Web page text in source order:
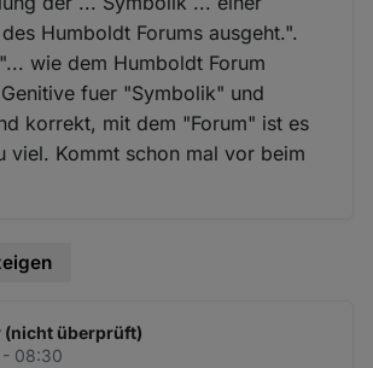
Humboldt Forums ausgeht.".
wie dem Humboldt Forum
fuer "Symbolik" und
korrekt, mit dem "Forum" ist es
viel. Kommt schon mal vor beim
(nicht überprüft)
- 08:30